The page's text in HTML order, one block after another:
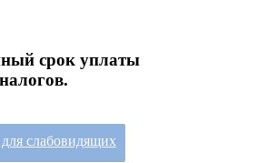
срок уплаты
слабовидящих